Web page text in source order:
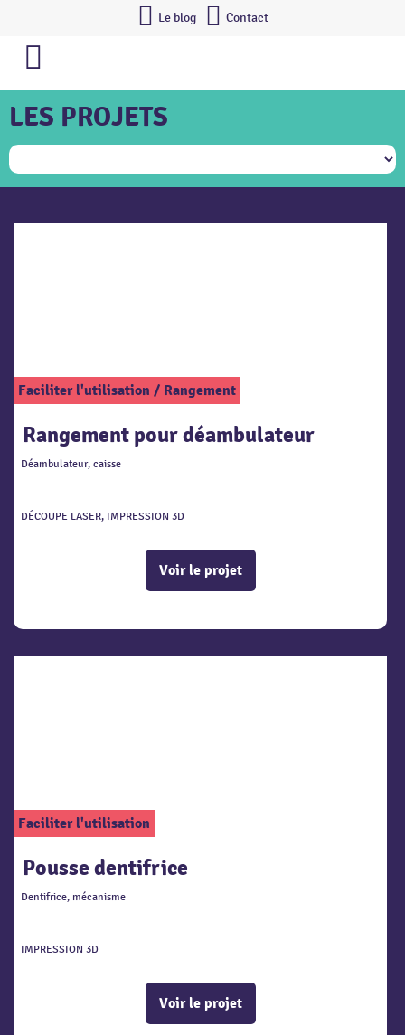
Le blog Contact
LES PROJETS
Faciliter l'utilisation / Rangement
Rangement pour déambulateur
Déambulateur, caisse
DÉCOUPE LASER, IMPRESSION 3D
Voir le projet
Faciliter l'utilisation
Pousse dentifrice
Dentifrice, mécanisme
IMPRESSION 3D
Voir le projet